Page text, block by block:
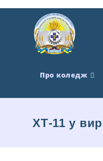
Про коледж
ХТ-11 у